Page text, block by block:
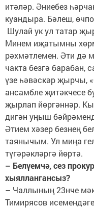
итәләр. Әниебез
куандыра. Бәлеш,
Шулай ук ул татар
Минем иҗатымны
рәхмәтлемен. Әти дә
чакта безгә барабан,
үзе һәвәскәр җырчы,
ансамбле җитәкчесе
җырлап йөргәннәр.
дигән уңыш
Әтием хәзер безнең
таянычым. Ул миңа
түгәрәкләргә йөртә.
– Белүемчә, сез
хыяллангансыз?
– Чаллының 23нче
Тимирясов